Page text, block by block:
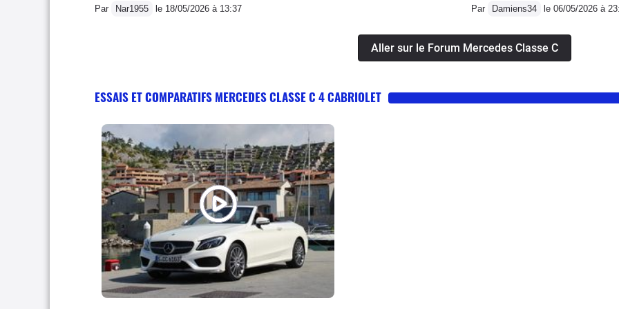
Par Nar1955 le 18/05/2026 à 13:37 Par Damiens34 le 06/05/2026 à
Aller sur le Forum Mercedes Classe C
ESSAIS ET COMPARATIFS MERCEDES CLASSE C 4 CABRIOLET